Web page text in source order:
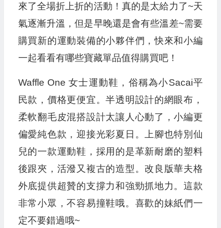
來了全場折上折的活動！真的是太給力了~天
氣逐漸升溫，但是早晚還是會有些溫差~需要
購買新的運動裝備的小夥伴們，快來和小編
一起看看有哪些寶藏單品值得購買吧！
Waffle One 女士運動鞋，俗稱為小Sacai平
民款，價格更便宜。半透明設計的網眼布，
柔軟翻毛皮混搭設計太讓人心動了，小編更
偏愛純色款，迎接光彩夏日。上腳也特別仙
兒的一款運動鞋，採用的是革新耐磨的塑料
後跟夾，活潑又複古的造型。改良版華夫格
外底提供超贊的支撐力和強勁抓地力。這款
非常小眾，不容易撞鞋哦。喜歡的妹紙們一
定不要錯過哦~